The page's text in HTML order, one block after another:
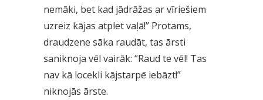
nemāki, bet kad jādrāžas ar vīriešiem
uzreiz kājas atplet vaļā!” Protams,
draudzene sāka raudāt, tas ārsti
saniknoja vēl vairāk: “Raud te vēl! Tas
nav kā locekli kājstarpē iebāzt!”
niknojās ārste.